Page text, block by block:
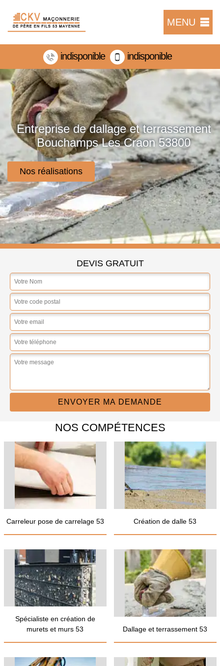
MENU
indisponible indisponible
Entreprise de dallage et terrassement
Bouchamps Les Craon 53800
Nos réalisations
DEVIS GRATUIT
NOS COMPÉTENCES
Carreleur pose de carrelage 53 Création de dalle 53
Spécialiste en création de
murets et murs 53
Dallage et terrassement 53